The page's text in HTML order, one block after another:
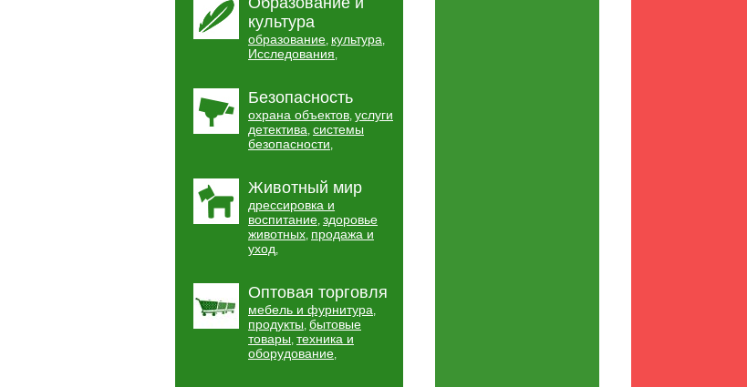
культура
образование, культура,
Исследования,
Безопасность
охрана объектов, услуги
детектива, системы
безопасности,
Животный мир
дрессировка и
воспитание, здоровье
животных, продажа и
уход,
Оптовая торговля
мебель и фурнитура,
продукты, бытовые
товары, техника и
оборудование,